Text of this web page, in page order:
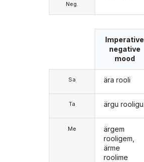
Neg.
Sa
Ta
Me
Imperative
negative
mood
ära rooli
ärgu rooligu
ärgem
rooligem,
ärme
roolime